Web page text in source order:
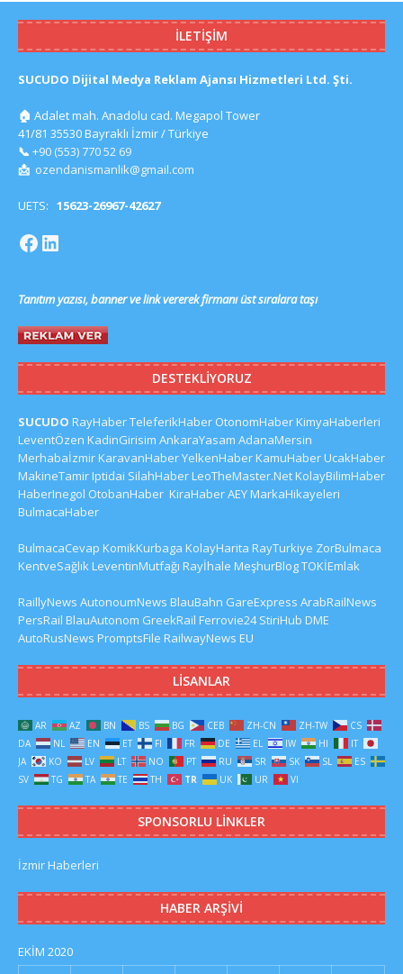
İLETIŞIM
SUCUDO Dijital Medya Reklam Ajansı Hizmetleri Ltd. Şti.
🏠 Adalet mah. Anadolu cad. Megapol Tower
41/81 35530 Bayraklı İzmir / Türkiye
📞 +90 (553) 770 52 69
📩 ozendanismanlik@gmail.com
UETS: 15623-26967-42627
Tanıtım yazısı, banner ve link vererek firmanı üst sıralara taşı
DESTEKLIYORUZ
SUCUDO RayHaberTeleferikHaber OtonomHaberKimyaHaberleri
LeventÖzen KadinGirisim AnkaraYasam AdanaMersin
MerhabaİzmirKaravanHaberYelkenHaberKamuHaberUcakHaber
MakineTamirIptidai SilahHaberLeoTheMaster.NetKolayBilimHaber
HaberInegol OtobanHaber KiraHaberAEYMarkaHikayeleri
BulmacaHaber
BulmacaCevap KomikKurbaga KolayHarita RayTurkiye ZorBulmaca
KentveSağlık LeventinMutfağı Rayİhale MeşhurBlogTOKİEmlak
RaillyNews AutonoumNews BlauBahn GareExpress ArabRailNews
PersRail BlauAutonom GreekRail Ferrovie24 StiriHub DME
AutoRusNews PromptsFile RailwayNews EU
LISANLAR
AR AZ BN BS BG CEB ZH-CN ZH-TW
CS
DA
NL EN ET FI FR DE EL IW HI
IT
JA
KO LV LT NO PT RU SR SK SL
ES
SV
TG TA TE TH TR UK UR VI
SPONSORLU LINKLER
İzmir Haberleri
HABER ARŞIVI
EKIM 2020